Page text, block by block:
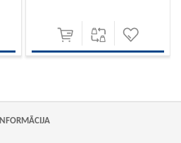
INFORMĀCIJA